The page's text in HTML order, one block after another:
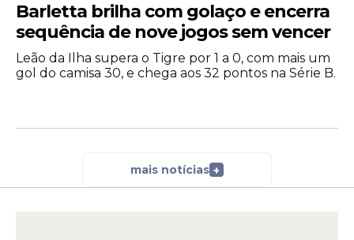
Barletta brilha com golaço e encerra
sequência de nove jogos sem vencer
Leão da Ilha supera o Tigre por 1 a 0, com mais um
gol do camisa 30, e chega aos 32 pontos na Série B.
mais notícias +